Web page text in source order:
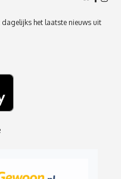
het laatste nieuws uit